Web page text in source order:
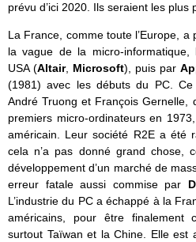
prévu d’ici 2020. Ils seraient les plus
La France, comme toute l’Europe,
la vague de la micro-informatique,
USA (Altair, Microsoft), puis par
(1981) avec les débuts du PC.
André Truong et François Gernelle,
premiers micro-ordinateurs en
américain. Leur société R2E a été
cela n’a pas donné grand chose,
développement d’un marché de
erreur fatale aussi commise par
L’industrie du PC a échappé à la
américains, pour être finalement
surtout Taïwan et la Chine. Elle est